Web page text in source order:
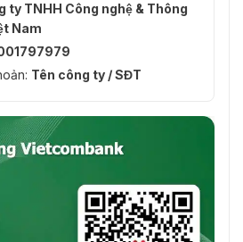
ty TNHH Công nghệ & Thông
Nam
Tên công ty / SĐT